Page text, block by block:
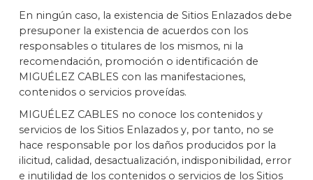
En ningún caso, la existencia de Sitios Enlazados debe
presuponer la existencia de acuerdos con los
responsables o titulares de los mismos, ni la
recomendación, promoción o identificación de
MIGUÉLEZ CABLES con las manifestaciones,
contenidos o servicios proveídas.
MIGUÉLEZ CABLES no conoce los contenidos y
servicios de los Sitios Enlazados y, por tanto, no se
hace responsable por los daños producidos por la
ilicitud, calidad, desactualización, indisponibilidad, error
e inutilidad de los contenidos o servicios de los Sitios